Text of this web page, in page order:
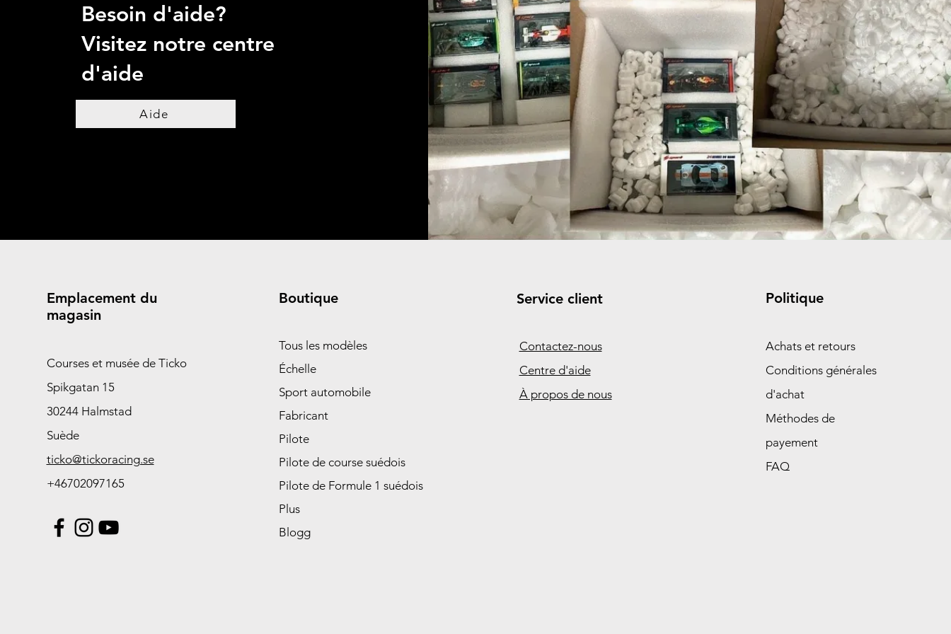
Besoin d'aide?
Visitez notre centre
d'aide
Aide
Emplacement du
magasin
Courses et musée de Ticko
Spikgatan 15
30244 Halmstad
Suède
ticko@tickoracing.se
+46702097165
Boutique
Tous les modèles
Échelle
Sport automobile
Fabricant
Pilote
Pilote de course suédois
Pilote de Formule 1 suédois
Plus
Blogg
Service client
Contactez-nous
Centre d'aide
À propos de nous
Politique
Achats et retours
Conditions générales
d'achat
Méthodes de
payement
FAQ